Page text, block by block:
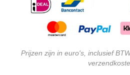
Prijzen zijn in euro's, inclusief